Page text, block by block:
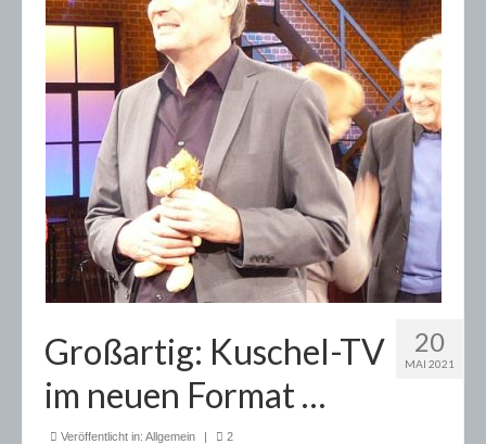
Über uns
Impressum
20
MAI 2021
Großartig: Kuschel-TV
im neuen Format …
Veröffentlicht in: Allgemein | 2